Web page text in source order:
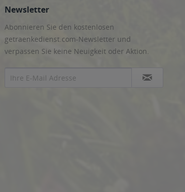
Newsletter
Abonnieren Sie den kostenlosen
getraenkedienst.com-Newsletter und
verpassen Sie keine Neuigkeit oder Aktion.